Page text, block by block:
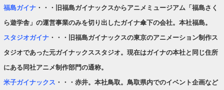
福島ガイナ ・・・旧福島ガイナックスからアニメミュージアム「福島さく
ら遊学舎」の運営事業のみを切り出したガイナ傘下の会社。本社福島。
スタジオガイナ ・・・旧福島ガイナックスの東京のアニメーション制作ス
タジオであった元ガイナックススタジオ。現在はガイナの本社と同じ住所
にある同社アニメ制作部門の通称。
米子ガイナックス ・・・赤井。本社鳥取。鳥取県内でのイベント企画など